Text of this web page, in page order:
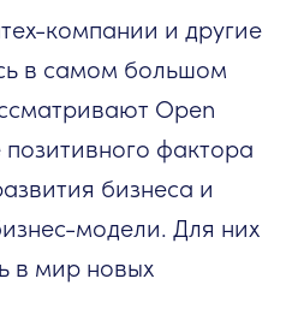
компании и другие
в самом большом
Open
позитивного фактора
бизнеса и
модели. Для них
в мир новых